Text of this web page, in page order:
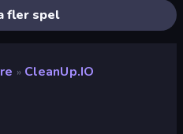
fler spel
» CleanUp.IO